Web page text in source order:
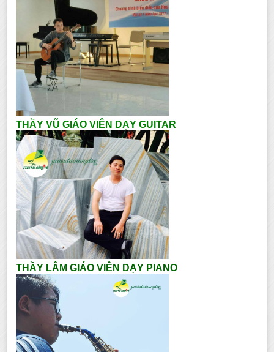
THẦY VŨ GIÁO VIÊN DẠY GUITAR
THẦY LÂM GIÁO VIÊN DẠY PIANO